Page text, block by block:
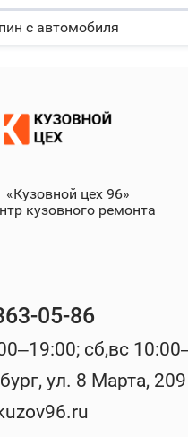
с автомобиля
«Кузовной цех 96»
кузовного ремонта
05-86
сб,вс
ул. 8 Марта, 209